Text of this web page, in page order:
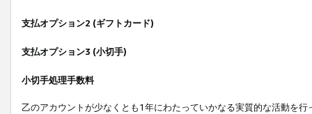
支払オプション2 (ギフトカード)
支払オプション3 (小切手)
小切手処理手数料
乙のアカウントが少なくとも1年にわたっていかなる実質的な活動を